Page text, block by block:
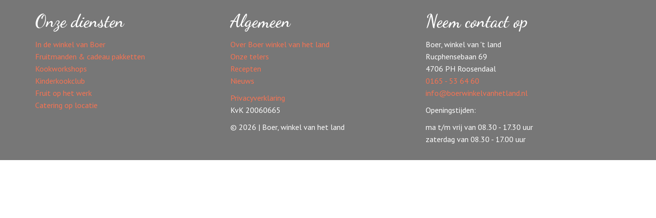
Onze diensten
In de winkel van Boer
Fruitmanden & cadeau pakketten
Kookworkshops
Kinderkookclub
Fruit op het werk
Catering op locatie
Algemeen
Over Boer winkel van het land
Onze telers
Recepten
Nieuws
Privacyverklaring
KvK 20060665
© 2026 | Boer, winkel van het land
Neem contact op
Boer, winkel van 't land
Rucphensebaan 69
4706 PH Roosendaal
0165 - 53 64 60
info@boerwinkelvanhetland.nl
Openingstijden:
ma t/m vrij van 08.30 - 17.30 uur
zaterdag van 08.30 - 17.00 uur